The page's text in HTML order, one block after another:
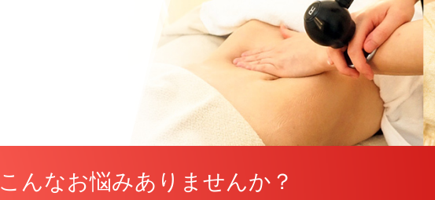
こんなお悩みありませんか？